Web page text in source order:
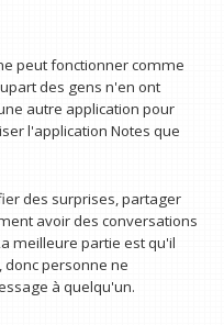
peut fonctionner comme
des gens n'en ont
autre application pour
l'application Notes que
des surprises, partager
avoir des conversations
meilleure partie est qu'il
personne ne
à quelqu'un.